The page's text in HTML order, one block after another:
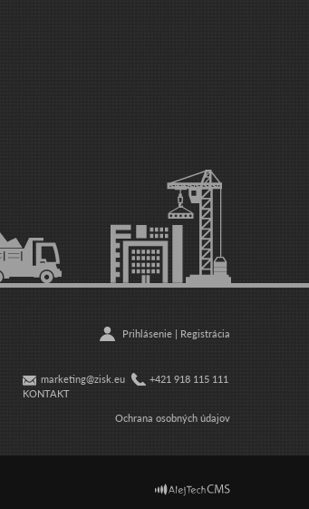
Prihlásenie | Registrácia
marketing@zisk.eu
+421 918 115 111
KONTAKT
Ochrana osobných údajov